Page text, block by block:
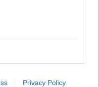
Privacy Policy
Camper”